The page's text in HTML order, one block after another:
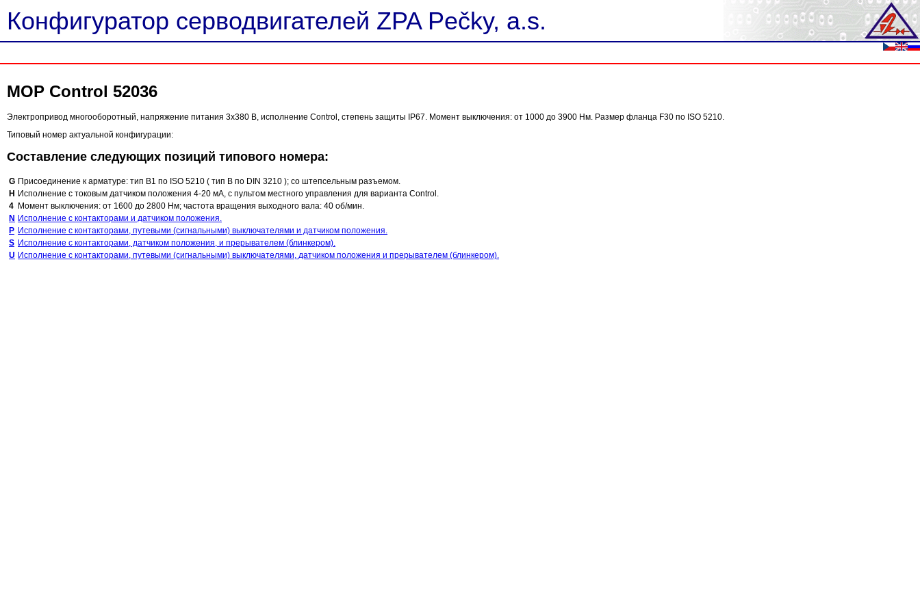
Конфигуратор серводвигателей ZPA Pečky, a.s.
MOP Control 52036
Электропривод многооборотный, напряжение питания 3х380 В, исполнение Control, степень защиты IP67. Момент выключения: от 1000 до 3900 Нм. Размер фланца F30 по ISO 5210.
Типовый номер актуальной конфигурации:
Составление следующих позиций типового номера:
G Присоединение к арматуре: тип B1 по ISO 5210 ( тип B по DIN 3210 ); со штепсельным разъемом.
H Исполнение с токовым датчиком положения 4-20 мА, с пультом местного управления для варианта Control.
4 Момент выключения: от 1600 до 2800 Нм; частота вращения выходного вала: 40 об/мин.
N Исполнение с контакторами и датчиком положения.
P Исполнение с контакторами, путевыми (сигнальными) выключателями и датчиком положения.
S Исполнение с контакторами, датчиком положения, и прерывателем (блинкером).
U Исполнение с контакторами, путевыми (сигнальными) выключателями, датчиком положения и прерывателем (блинкером).